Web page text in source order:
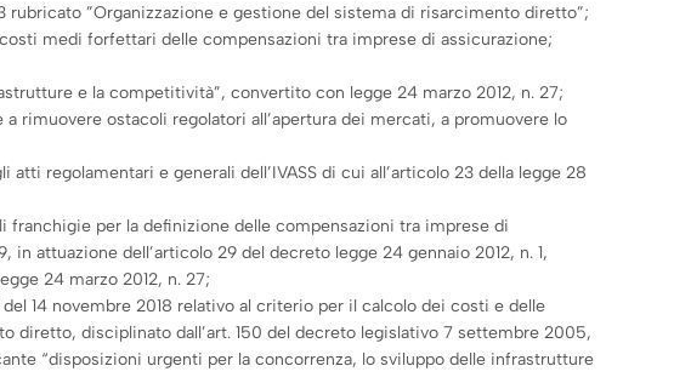
”Organizzazione e gestione del sistema di risarcimento diretto”;
medi forfettari delle compensazioni tra imprese di assicurazione;
e la competitività”, convertito con legge 24 marzo 2012, n. 27;
rimuovere ostacoli regolatori all’apertura dei mercati, a promuovere lo
regolamentari e generali dell’IVASS di cui all’articolo 23 della legge 28
franchigie per la definizione delle compensazioni tra imprese di
attuazione dell’articolo 29 del decreto legge 24 gennaio 2012, n. 1,
24 marzo 2012, n. 27;
14 novembre 2018 relativo al criterio per il calcolo dei costi e delle
diretto, disciplinato dall’art. 150 del decreto legislativo 7 settembre 2005,
“disposizioni urgenti per la concorrenza, lo sviluppo delle infrastrutture